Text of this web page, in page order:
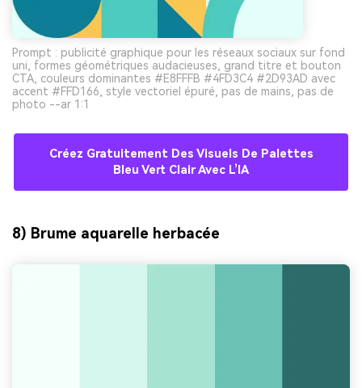
Prompt : publicité graphique pour les réseaux sociaux sur fond
uni, formes géométriques audacieuses, grand titre et bouton
CTA, couleurs dominantes #E8FFFB #4FD3C4 #2D93AD avec
accent #FFD166, style vectoriel épuré, pas de mains, pas de
photo --ar 1:1
Créez Gratuitement Des Visuels De Palettes
Bleu Vert Clair Avec L’IA
8) Brume aquarelle herbacée